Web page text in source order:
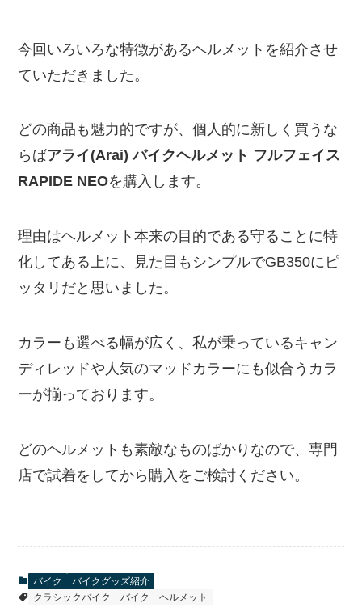
今回いろいろな特徴があるヘルメットを紹介させ
ていただきました。
どの商品も魅力的ですが、個人的に新しく買うな
らばアライ(Arai) バイクヘルメット フルフェイス
RAPIDE NEOを購入します。
理由はヘルメット本来の目的である守ることに特
化してある上に、見た目もシンプルでGB350にピ
ッタリだと思いました。
カラーも選べる幅が広く、私が乗っているキャン
ディレッドや人気のマッドカラーにも似合うカラ
ーが揃っております。
どのヘルメットも素敵なものばかりなので、専門
店で試着をしてから購入をご検討ください。
バイク
バイクグッズ紹介
クラシックバイク
バイク ヘルメット